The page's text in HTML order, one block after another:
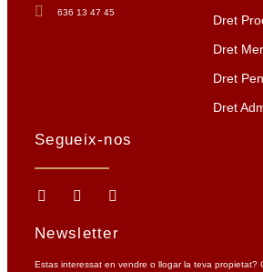
636 13 47 45
Dret
Dret
Dret
Dret
Segueix-nos
Newsletter
Estas interessat en vendre o llogar la teva propietat?